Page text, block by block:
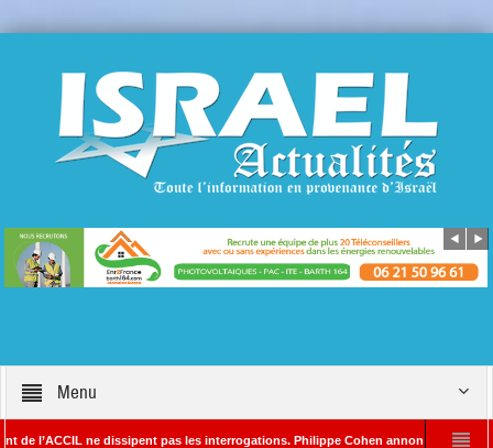
Menu
ne dissipent pas les interrogations. Philippe Cohen annonce se réserver le